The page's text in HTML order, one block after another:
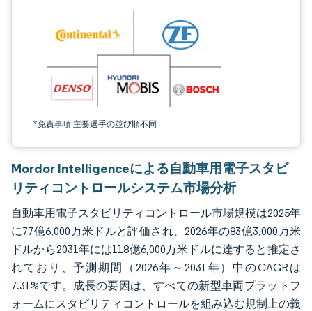
*免責事項:主要選手の並び順不同
Mordor Intelligenceによる自動車用電子スタビ
リティコントロールシステム市場分析
自動車用電子スタビリティコントロール市場規模は2025年
に77億6,000万米ドルと評価され、2026年の83億3,000万米
ドルから2031年には118億6,000万米ドルに達すると推定さ
れており、予測期間（2026年～2031年）中のCAGRは
7.31%です。成長の要因は、すべての新型車両プラットフ
ォームにスタビリティコントロールを組み込む規制上の義